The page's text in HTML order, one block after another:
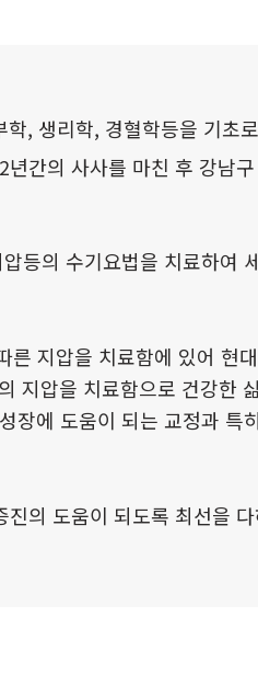
, 생리학, 경혈학등을 기초
간의 사사를 마친 후 강남
등의 수기요법을 치료하여
지압을 치료함에 있어 현
지압을 치료함으로 건강한
장에 도움이 되는 교정과 특
의 도움이 되도록 최선을